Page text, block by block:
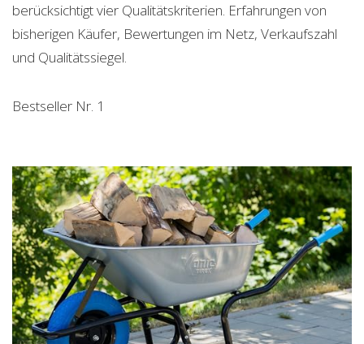
berücksichtigt vier Qualitätskriterien. Erfahrungen von
bisherigen Käufer, Bewertungen im Netz, Verkaufszahl
und Qualitätssiegel.
Bestseller Nr. 1